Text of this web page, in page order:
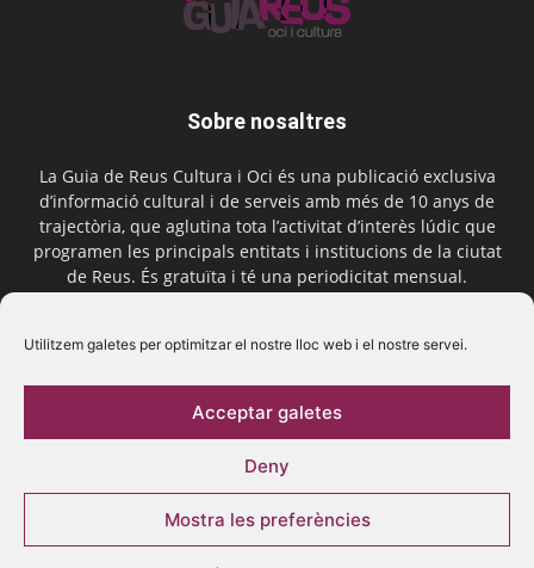
Utilitzem galetes per optimitzar el nostre lloc web i el nostre servei.
Acceptar galetes
Deny
Mostra les preferències
Sobre nosaltres
La Guia de Reus Cultura i Oci és una publicació exclusiva
d’informació cultural i de serveis amb més de 10 anys de
trajectòria, que aglutina tota l’activitat d’interès lúdic que
programen les principals entitats i institucions de la ciutat
de Reus. És gratuïta i té una periodicitat mensual.
Segueix-nos